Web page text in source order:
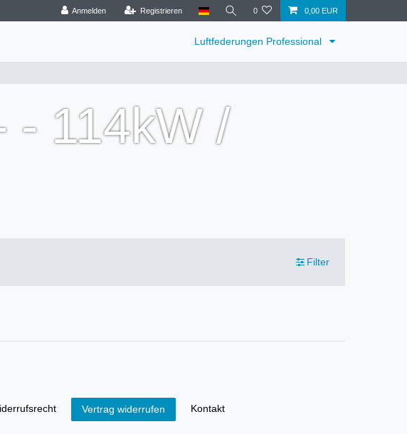
Anmelden Registrieren 0 0,00 EUR
Luftfederungen Professional
- 114kW /
Filter
Vertrag widerrufen Kontakt